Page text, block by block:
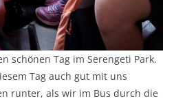
schönen Tag im Serengeti Park.
Tag auch gut mit uns
runter, als wir im Bus durch die